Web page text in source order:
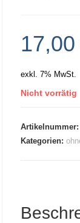
17,00
exkl. 7% MwSt.
Nicht vorrätig
Artikelnummer:
Kategorien: